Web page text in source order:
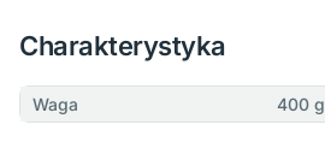
Charakterystyka
Waga 400 g